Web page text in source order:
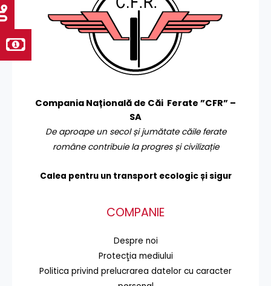
Compania Națională de Căi Ferate ”CFR” –
SA
De aproape un secol și jumătate căile ferate
române contribuie la progres și civilizație
Calea pentru un transport ecologic și sigur
COMPANIE
Despre noi
Protecţia mediului
Politica privind prelucrarea datelor cu caracter